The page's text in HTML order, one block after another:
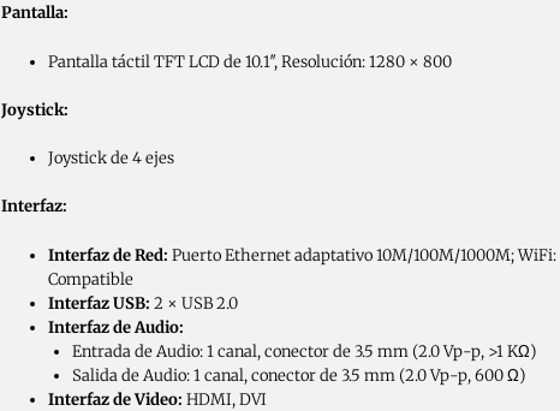
Pantalla:
Pantalla táctil TFT LCD de 10.1″, Resolución: 1280 × 800
Joystick:
Joystick de 4 ejes
Interfaz:
Interfaz de Red: Puerto Ethernet adaptativo 10M/100M/1000M; WiFi:
Compatible
Interfaz USB: 2 × USB 2.0
Interfaz de Audio:
Entrada de Audio: 1 canal, conector de 3.5 mm (2.0 Vp-p, >1 KΩ)
Salida de Audio: 1 canal, conector de 3.5 mm (2.0 Vp-p, 600 Ω)
Interfaz de Video: HDMI, DVI